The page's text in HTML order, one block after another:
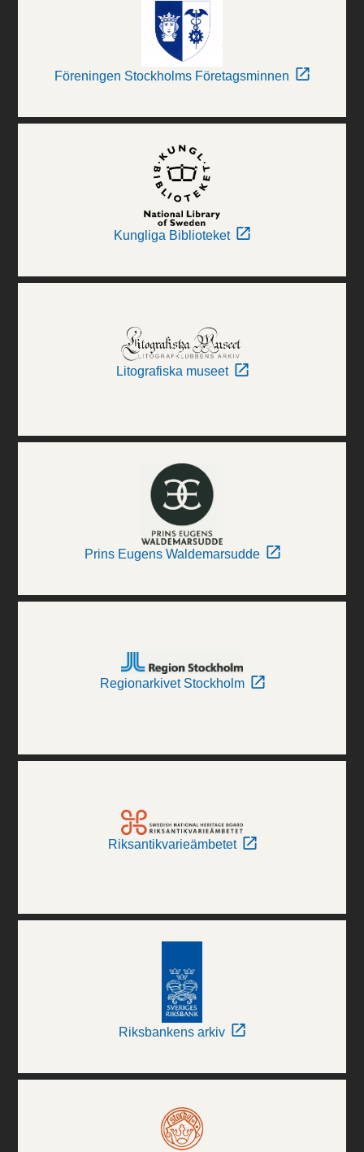
Föreningen Stockholms Företagsminnen
Kungliga Biblioteket
Litografiska museet
Prins Eugens Waldemarsudde
Regionarkivet Stockholm
Riksantikvarieämbetet
Riksbankens arkiv